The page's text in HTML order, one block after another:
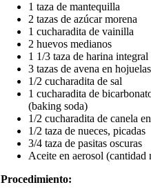
1 taza de mantequilla
2 tazas de azúcar morena
1 cucharadita de vainilla
2 huevos medianos
1 1/3 taza de harina integral
3 tazas de avena en hojuelas
1/2 cucharadita de sal
1 cucharadita de
(baking soda)
1/2 cucharadita de canela
1/2 taza de nueces, picadas
3/4 taza de pasitas oscuras
Aceite en aerosol (cantidad
Procedimiento: